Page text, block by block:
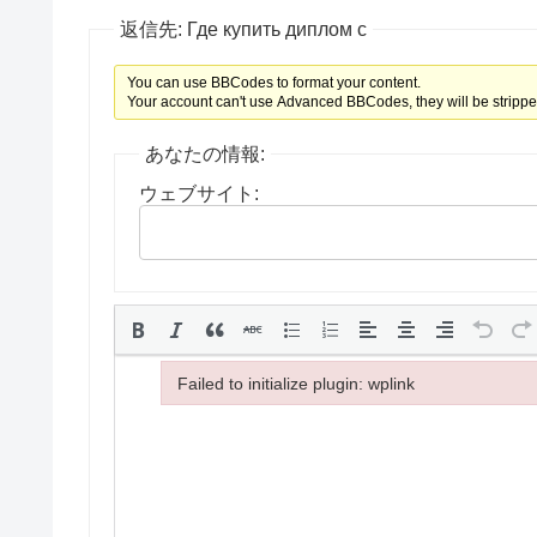
返信先: Где купить диплом с
You can use BBCodes to format your content.
Your account can't use Advanced BBCodes, they will be
あなたの情報:
ウェブサイト:
Failed to initialize plugin: wplink
Failed to initialize plugin: wplink